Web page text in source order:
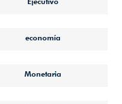
economía
Monetaria